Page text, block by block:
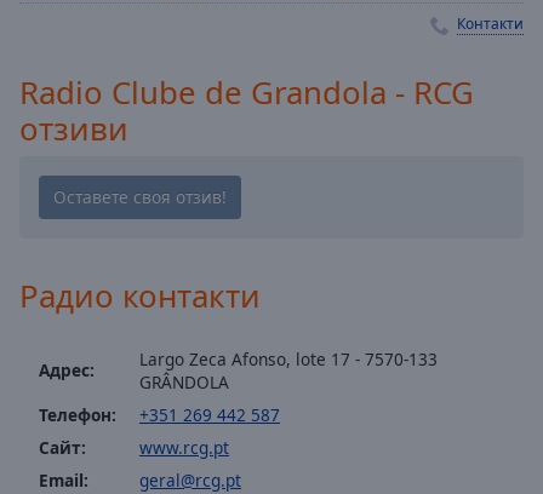
Chapters
Descriptions
descriptions
off,
subtitles
opens
subtitles
settings
dialog
subtitles
Контакти
Radio Clube de Grandola - RCG
отзиви
Радио контакти
Адрес:
Largo Zeca Afonso, lote 17 - 7570-133
GRÂNDOLA
Телефон:
+351 269 442 587
Сайт:
www.rcg.pt
Email:
geral@rcg.pt